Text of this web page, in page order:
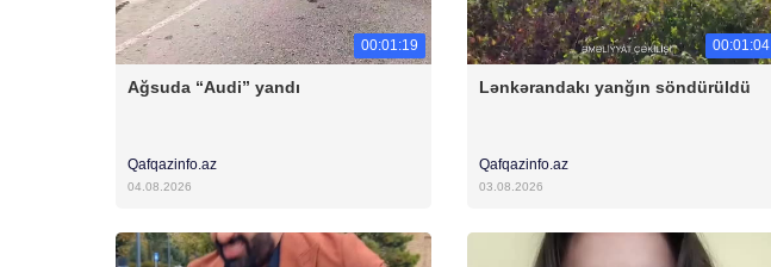
00:01:19
Ağsuda “Audi” yandı
Qafqazinfo.az
04.08.2026
00:01:04
Lənkərandakı yanğın söndürüldü
Qafqazinfo.az
03.08.2026